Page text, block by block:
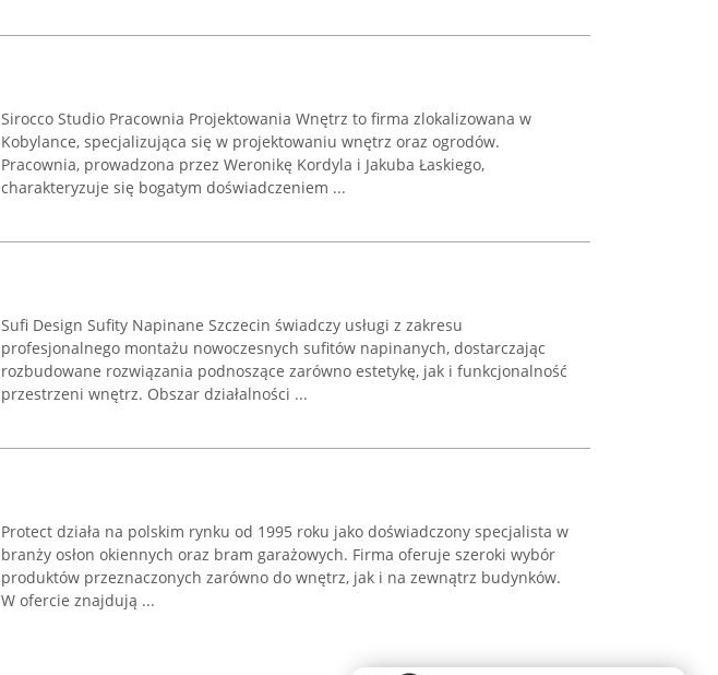
Sirocco Studio Pracownia Projektowania Wnętrz to firma zlokalizowana w
Kobylance, specjalizująca się w projektowaniu wnętrz oraz ogrodów.
Pracownia, prowadzona przez Weronikę Kordyla i Jakuba Łaskiego,
charakteryzuje się bogatym doświadczeniem ...
Sufi Design Sufity Napinane Szczecin świadczy usługi z zakresu
profesjonalnego montażu nowoczesnych sufitów napinanych, dostarczając
rozbudowane rozwiązania podnoszące zarówno estetykę, jak i funkcjonalność
przestrzeni wnętrz. Obszar działalności ...
Protect działa na polskim rynku od 1995 roku jako doświadczony specjalista w
branży osłon okiennych oraz bram garażowych. Firma oferuje szeroki wybór
produktów przeznaczonych zarówno do wnętrz, jak i na zewnątrz budynków.
W ofercie znajdują ...